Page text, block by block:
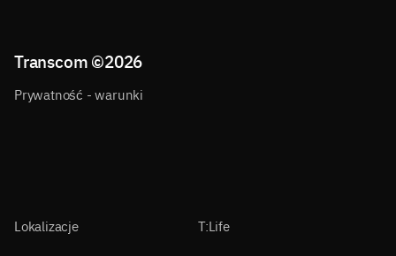
Transcom ©2026
Prywatność - warunki
Lokalizacje T:Life